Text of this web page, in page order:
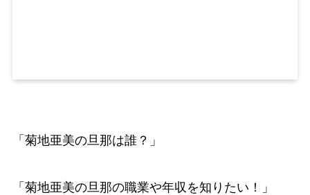
「菊地亜美の旦那は誰？」
「菊地亜美の旦那の職業や年収を知りたい！」